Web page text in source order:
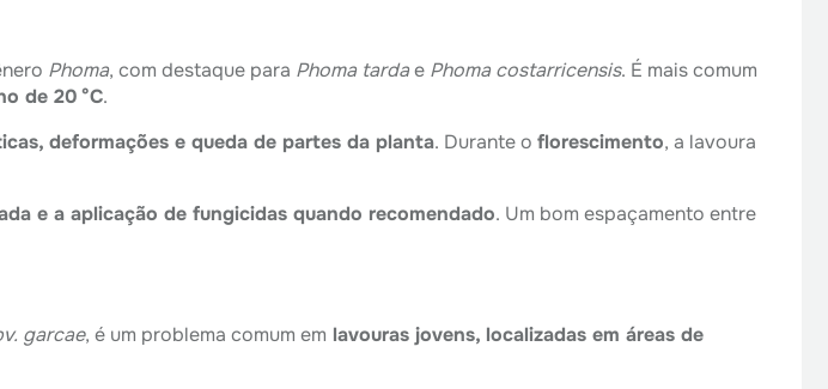
Phoma, com destaque para Phoma tardae Phoma costarricensis. É mais comum
de 20 °C.
deformações e queda de partes da planta. Durante o florescimento, a lavoura
e a aplicação de fungicidas quando recomendado. Um bom espaçamento entre
garcae, é um problema comum em lavouras jovens, localizadas em áreas de